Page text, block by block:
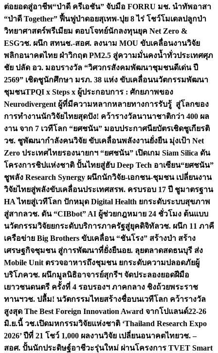
ต่อยอดสู่อาชีพ“ป่าดี ครีเอชัน” จับมือ FORRU มช. นำทัพอาสา
“ป่าดี Together” ฟื้นฟูป่าดอยสุเทพ-ปุย 8 ไร่ โชว์โมเดลปลูกป่า
วิทยาศาสตร์พรีเมียม ตอบโจทย์นักลงทุนยุค Net Zero &
ESGวช. ผนึก สทนช.-สอศ. ลงนาม MOU ขับเคลื่อนงานวิจัย
พลิกอนาคตไทย ฝ่าวิกฤต PM2.5 สู่ความมั่นคงน้ำทั่วประเทศศุภ
ชัย ปลัด อว. มอบรางวัล “วิศวกรสังคมพัฒนาชุมชนดีเด่น ปี
2569” เชิดชูนักศึกษา มรภ. 38 แห่ง ขับเคลื่อนนวัตกรรมพัฒนา
ชุมชนTPQI x Steps x ผู้ประกอบการ : ศักยภาพของ
Neurodivergent ผู้ที่มีความหลากหลายทางการรับรู้ สู่โลกของ
การทำงานนักวิจัยไทยสุดปัง! คว้ารางวัลนานาชาติกว่า 400 ผล
งาน จาก 7 เวทีโลก “ยศชนัน” มอบประกาศนียบัตรเชิดชูเกียรติ
วช. ชูพัฒนากำลังคนวิจัย ขับเคลื่อนพลังงานยั่งยืน มุ่งเป้า Net
Zero ประเทศไทยรองนายกฯ “ยศชนัน” เปิดเกม Siam Silica ดัน
โครงการชิปแห่งชาติ ปั้นไทยสู่ฮับ Deep Tech อาเซียน“ยศชนัน”
ชูพลัง Research Synergy ผนึกนักวิจัย-เอกชน-ชุมชน เปลี่ยนงาน
วิจัยไทยสู่พลังขับเคลื่อนประเทศสรพ. ครบรอบ 17 ปี ชูมาตรฐาน
HA ไทยสู่เวทีโลก ปักหมุด Digital Health ยกระดับระบบสุขภาพ
สู่สากลวช. ดัน “CIBbot” AI ผู้ช่วยกฎหมาย 24 ชั่วโมง ต้นแบบ
นวัตกรรมวิจัยยกระดับบริการภาครัฐสู่ยุคดิจิทัลวช. ผนึก 11 ภาคี
เครือข่าย Big Brothers ขับเคลื่อน “ชันโรง” สร้างป่า สร้าง
เศรษฐกิจชุมชน สู่การพัฒนาที่ยั่งยืนอย. ลุยตลาดสดธนบุรี ส่ง
Mobile Unit ตรวจอาหารถึงชุมชน ยกระดับความปลอดภัยผู้
บริโภควช. ผนึกมูลนิธิอาจารย์สุกรีฯ จัดประลองยอดฝีมือ
เยาวชนดนตรี ครั้งที่ 4 รอบรองฯ ภาคกลาง ชิงถ้วยพระราช
ทานฯวช. ปลื้ม! นวัตกรรมไทยสร้างชื่อบนเวทีโลก คว้ารางวัล
สูงสุด The Best Foreign Innovation Award จากโปแลนด์22-26
มิ.ย.นี้ วช.เปิดมหกรรมวิจัยแห่งชาติ ‘Thailand Research Expo
2026’ ปีที่ 21 โชว์ 1,000 ผลงานวิจัย เปลี่ยนอนาคตไทยวช. –
สอศ. ปั้นนักประดิษฐ์อาชีวะรุ่นใหม่ ผ่านโครงการ TVET Smart